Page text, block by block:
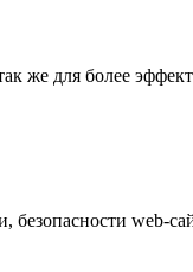
же для более
безопасности web-